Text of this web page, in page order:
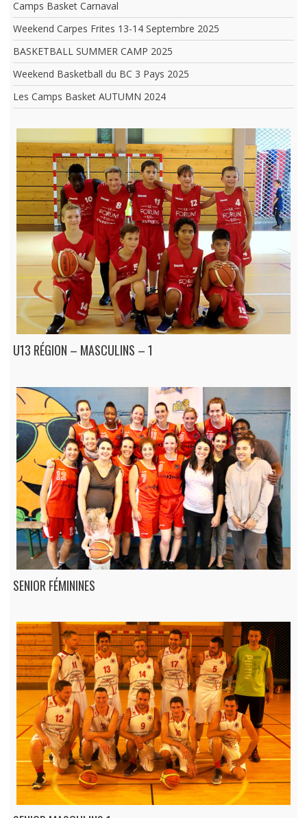
Camps Basket Carnaval
Weekend Carpes Frites 13-14 Septembre 2025
BASKETBALL SUMMER CAMP 2025
Weekend Basketball du BC 3 Pays 2025
Les Camps Basket AUTUMN 2024
U13 RÉGION – MASCULINS – 1
SENIOR FÉMININES